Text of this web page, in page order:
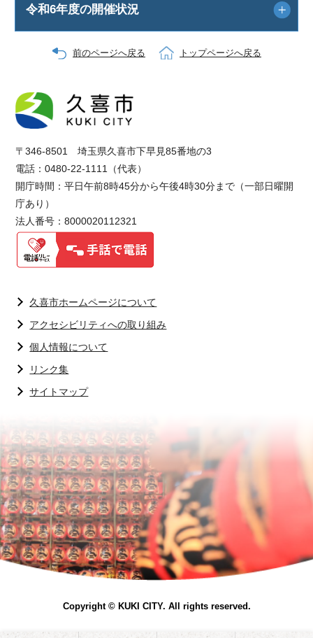
令和6年度の開催状況
前のページへ戻る トップページへ戻る
〒346-8501 埼玉県久喜市下早見85番地の3
電話：0480-22-1111（代表）
開庁時間：平日午前8時45分から午後4時30分まで（一部日曜開
庁あり）
法人番号：8000020112321
久喜市ホームページについて
アクセシビリティへの取り組み
個人情報について
リンク集
サイトマップ
Copyright © KUKI CITY. All rights reserved.